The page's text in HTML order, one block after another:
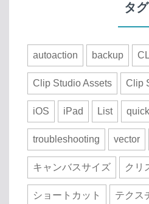
タグ
autoaction backup
Clip Studio Assets Clip
iOS iPad List
troubleshooting vector
キャンバスサイズ クリ
ショートカット テクス